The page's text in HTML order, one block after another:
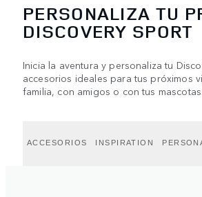
PERSONALIZA TU
DISCOVERY SPORT
Inicia la aventura y personaliza tu
accesorios ideales para tus próximos
familia, con amigos o con tus mascotas.
ACCESORIOS INSPIRATION